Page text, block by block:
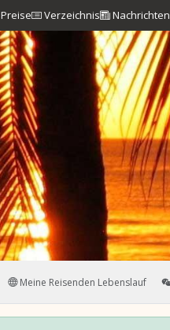
Preise Verzeichnis Nachrichten
Meine Reisenden Lebenslauf